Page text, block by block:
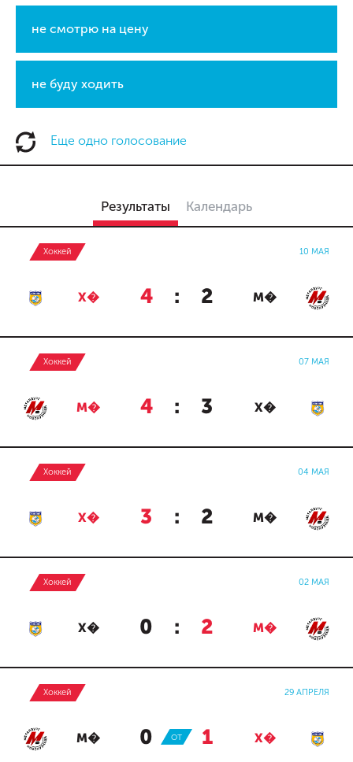
не смотрю на цену
не буду ходить
Еще одно голосование
Результаты Календарь
Хоккей 10 МАЯ
Х� 4 : 2 М�
Хоккей 07 МАЯ
М� 4 : 3 Х�
Хоккей 04 МАЯ
Х� 3 : 2 М�
Хоккей 02 МАЯ
Х� 0 : 2 М�
Хоккей 29 АПРЕЛЯ
М� 0 : 1 Х�
ОТ